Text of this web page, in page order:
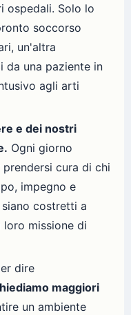
ospedali. Solo lo
soccorso
un'altra
da una paziente in
agli arti
e dei nostri
Ogni giorno
cura di chi
impegno e
costretti a
loro missione di
dire
maggiori
un ambiente